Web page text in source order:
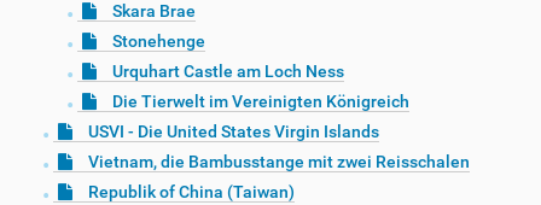
Skara Brae
Stonehenge
Urquhart Castle am Loch Ness
Die Tierwelt im Vereinigten Königreich
USVI - Die United States Virgin Islands
Vietnam, die Bambusstange mit zwei Reisschalen
Republik of China (Taiwan)